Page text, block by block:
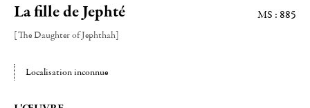
La fille de Jephté
[The Daughter of Jephthah]
MS : 885
Localisation inconnue